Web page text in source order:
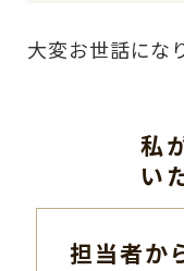
大変お世話にな
私
い
担当者か